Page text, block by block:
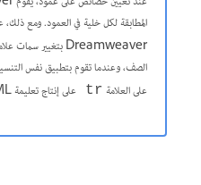
المطابقة لكل خلية في العمود. ومع
Dreamweaver بتغيير سمات علامة
الصف، وعندما تقوم بتطبيق نفس
على العلامة tr على إنتاج تعليمة HTML برمجية أنظف وأكثر دقة.